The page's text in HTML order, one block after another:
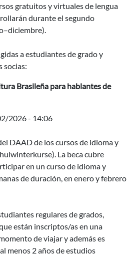
gratuitos y virtuales de lengua
durante el segundo
a estudiantes de grado y
socias:
Brasileña para hablantes de
2026 - 14:06
DAAD de los cursos de idioma y
La beca cubre
en un curso de idioma y
de duración, en enero y febrero
regulares de grados,
están inscriptos/as en una
de viajar y además es
menos 2 años de estudios